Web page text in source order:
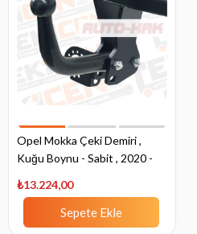
Opel Mokka Çeki Demiri ,
Kuğu Boynu - Sabit , 2020 -
₺13.224,00
Sepete Ekle